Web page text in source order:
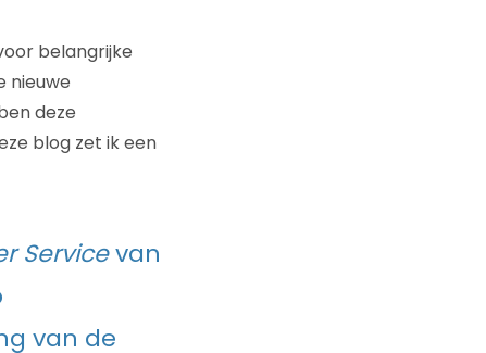
belangrijke
nieuwe
deze
blog zet ik een
Servicevan
van de